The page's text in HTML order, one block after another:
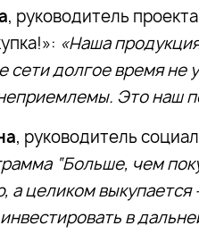
, руководитель
«Наша
сети долгое время не
Это наш
, руководитель
“Больше, чем
а целиком
в